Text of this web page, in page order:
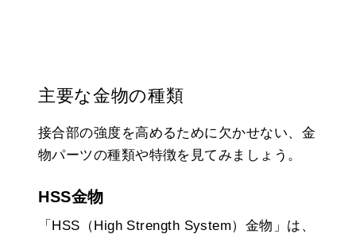
主要な金物の種類
接合部の強度を高めるために欠かせない、金
物パーツの種類や特徴を見てみましょう。
HSS金物
「HSS（High Strength System）金物」は、